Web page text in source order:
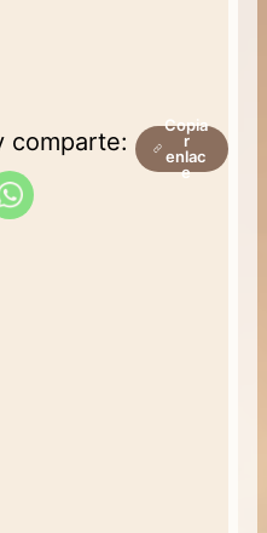
comparte:
Copia
r
enlac
e